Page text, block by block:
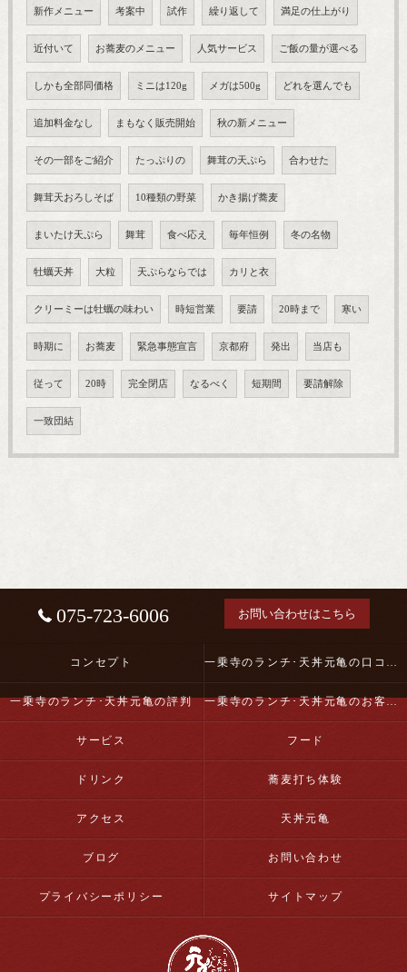
新作メニュー 考案中 試作 繰り返して 満足の仕上がり
近付いて お蕎麦のメニュー 人気サービス ご飯の量が選べる
しかも全部同価格 ミニは120g メガは500g どれを選んでも
追加料金なし まもなく販売開始 秋の新メニュー
その一部をご紹介 たっぷりの 舞茸の天ぷら 合わせた
舞茸天おろしそば 10種類の野菜 かき揚げ蕎麦
まいたけ天ぷら 舞茸 食べ応え 毎年恒例 冬の名物
牡蠣天丼 大粒 天ぷらならでは カリと衣
クリーミーは牡蠣の味わい 時短営業 要請 20時まで 寒い
時期に お蕎麦 緊急事態宣言 京都府 発出 当店も
従って 20時 完全閉店 なるべく 短期間 要請解除
一致団結
075-723-6006 お問い合わせはこちら
コンセプト 一乗寺のランチ･天丼元亀の口コミ情報
一乗寺のランチ･天丼元亀の評判 一乗寺のランチ･天丼元亀のお客様の声
サービス フード
ドリンク 蕎麦打ち体験
アクセス 天丼元亀
ブログ お問い合わせ
プライバシーポリシー サイトマップ